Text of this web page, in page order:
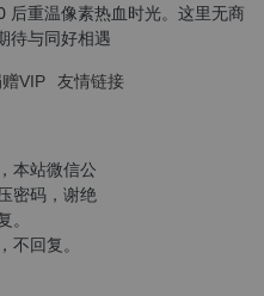
后重温像素热血时光。这里无商
待与同好相遇
VIP 友情链接
本站微信公
密码，谢绝
不回复。